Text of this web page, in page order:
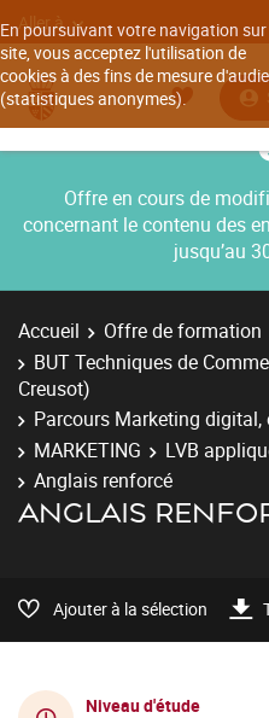
En poursuivant votre navigation sur
site, vous acceptez l'utilisation de
cookies à des fins de mesure
(statistiques anonymes).
Aller à
Offre en cours de
concernant le contenu des
jusqu’au
Accueil Offre de formation
BUT Techniques de
Creusot)
Parcours Marketing digital,
MARKETING
LVB
Anglais renforcé
ANGLAIS
Ajouter à la sélection
Niveau d'étude